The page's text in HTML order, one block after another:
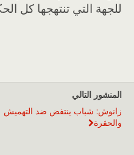
للجهة التي تنتهجها كل
المنشور التالي
زانوش: شباب ينتفض ضد التهميش
والحڨرة